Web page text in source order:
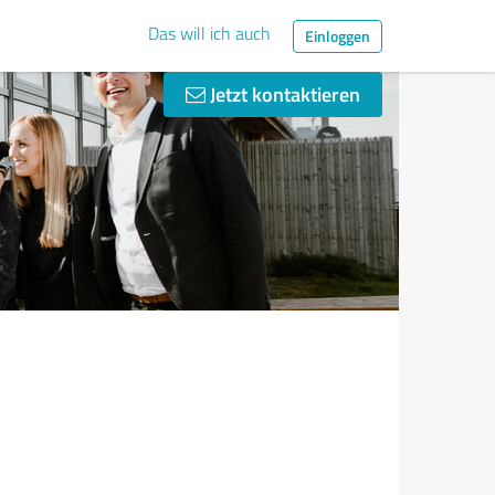
Das will ich auch Einloggen
Jetzt kontaktieren